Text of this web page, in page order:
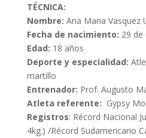
TÉCNICA:
Nombre: Ana Maria Vasquez
Fecha de nacimiento: 29 de
Edad: 18 años
Deporte y especialidad:
martillo
Entrenador: Prof. Augusto
Atleta referente: Gypsy
Registros: Récord Nacional
4kg.) /Récord Sudamericano